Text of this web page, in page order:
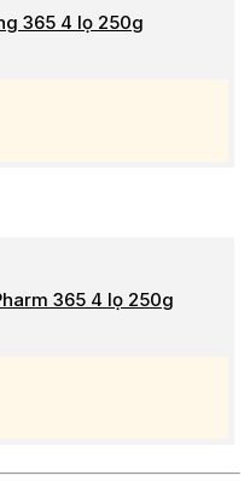
365 4 lọ 250g
365 4 lọ 250g